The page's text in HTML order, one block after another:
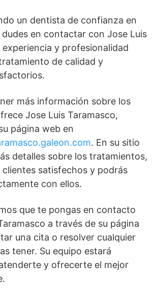
un dentista de confianza en
dudes en contactar con Jose Luis
experiencia y profesionalidad
de calidad y
más información sobre los
Jose Luis Taramasco,
página web en
. En su sitio
detalles sobre los tratamientos,
satisfechos y podrás
con ellos.
que te pongas en contacto
a través de su página
una cita o resolver cualquier
tener. Su equipo estará
y ofrecerte el mejor